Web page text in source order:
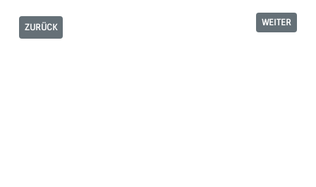
ZURÜCK WEITER